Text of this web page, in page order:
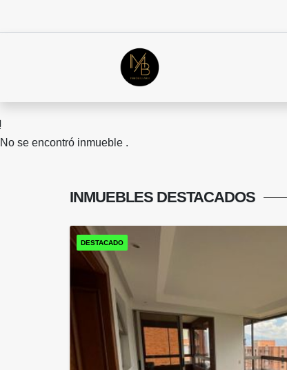
No se encontró inmueble .
INMUEBLES DESTACADOS
DESTACADO